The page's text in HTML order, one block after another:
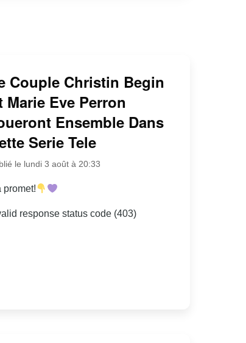
Couple Christin Begin
Marie Eve Perron
Ensemble Dans
Serie Tele
le lundi 3 août à 20:33
promet!
response status code (403)